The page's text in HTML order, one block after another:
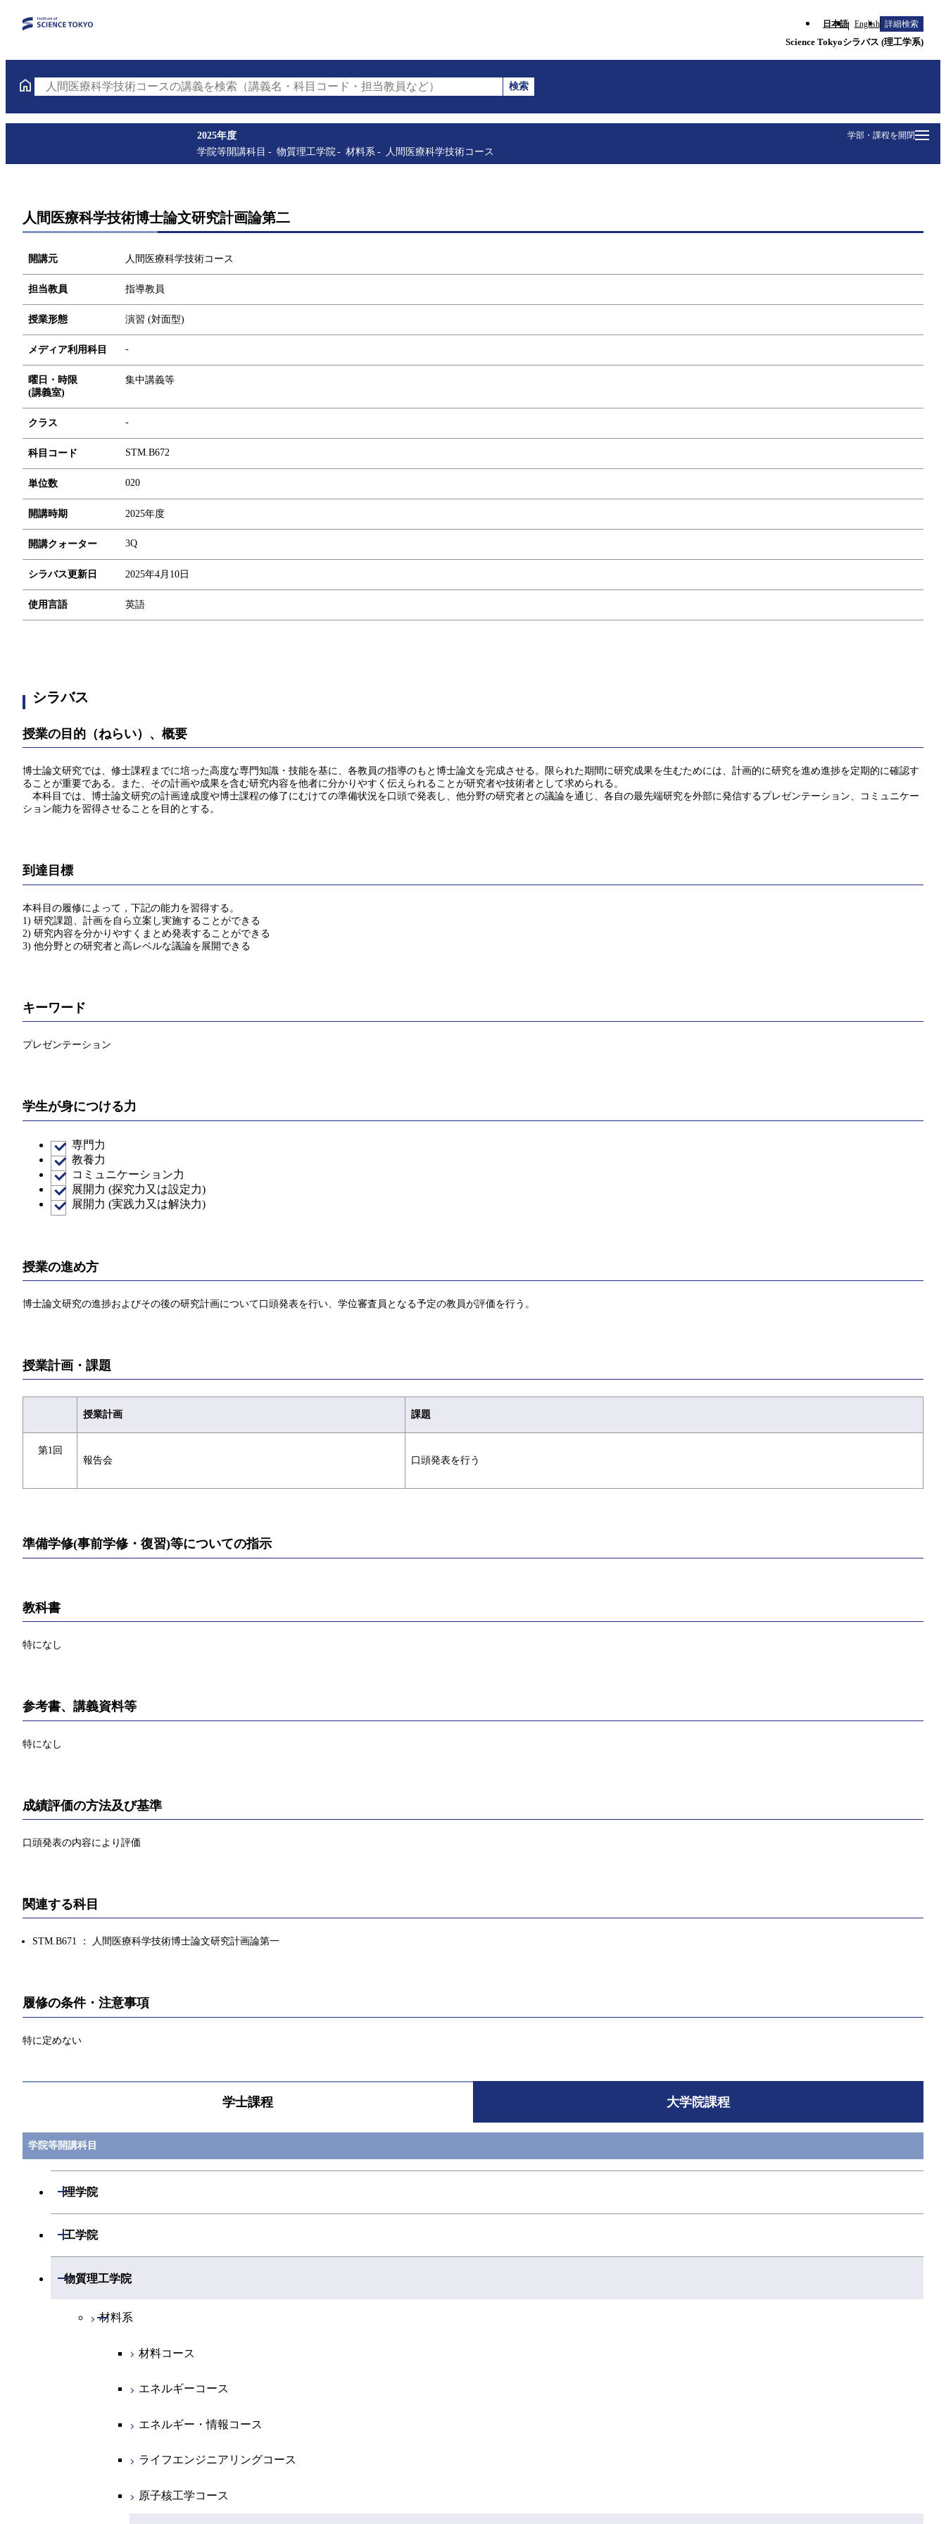
日本語 English 詳細検索
Science Tokyoシラバス (理工学系)
人間医療科学技術コースの講義を検索（講義名・科目コード・担当教員など）
検索
学部・課程を開閉
2025年度
学院等開講科目
物質理工学院 材料系 人間医療科学技術コース
人間医療科学技術博士論文研究計画論第二
開講元 人間医療科学技術コース
担当教員 指導教員
授業形態 演習 (対面型)
メディア利用科目 -
曜日・時限
(講義室)
集中講義等
クラス -
科目コード STM.B672
単位数 020
開講時期 2025年度
開講クォーター 3Q
シラバス更新日 2025年4月10日
使用言語 英語
シラバス
授業の目的（ねらい）、概要
博士論文研究では、修士課程までに培った高度な専門知識・技能を基に、各教員の指導のもと博士論文を完成させる。限られた期間に研究成果を生むためには、計画的に研究を進め進捗を定期的に確認す
ることが重要である。また、その計画や成果を含む研究内容を他者に分かりやすく伝えられることが研究者や技術者として求められる。
本科目では、博士論文研究の計画達成度や博士課程の修了にむけての準備状況を口頭で発表し、他分野の研究者との議論を通じ、各自の最先端研究を外部に発信するプレゼンテーション、コミュニケー
ション能力を習得させることを目的とする。
到達目標
本科目の履修によって，下記の能力を習得する。
1) 研究課題、計画を自ら立案し実施することができる
2) 研究内容を分かりやすくまとめ発表することができる
3) 他分野との研究者と高レベルな議論を展開できる
キーワード
プレゼンテーション
学生が身につける力
専門力
教養力
コミュニケーション力
展開力 (探究力又は設定力)
展開力 (実践力又は解決力)
授業の進め方
博士論文研究の進捗およびその後の研究計画について口頭発表を行い、学位審査員となる予定の教員が評価を行う。
授業計画・課題
授業計画 課題
第1回
報告会
口頭発表を行う
準備学修(事前学修・復習)等についての指示
教科書
特になし
参考書、講義資料等
特になし
成績評価の方法及び基準
口頭発表の内容により評価
関連する科目
STM.B671 ： 人間医療科学技術博士論文研究計画論第一
履修の条件・注意事項
特に定めない
学士課程 大学院課程
学院等開講科目
理学院
開閉
工学院
開閉
機械系
開閉
エネルギーコース
エネルギー・情報コース
エンジニアリングデザインコース
ライフエンジニアリングコース
原子核工学コース
システム制御系
システム制御コース
エンジニアリングデザインコース
人間医療科学技術コース
電気電子系
電気電子コース
エネルギーコース
エネルギー・情報コース
ライフエンジニアリングコース
情報通信系
情報通信コース
エンジニアリングデザインコース
ライフエンジニアリングコース
経営工学コース
エンジニアリングデザインコース
専門科目
物質理工学院
開閉
材料系
開閉
材料コース
エネルギーコース
エネルギー・情報コース
ライフエンジニアリングコース
原子核工学コース